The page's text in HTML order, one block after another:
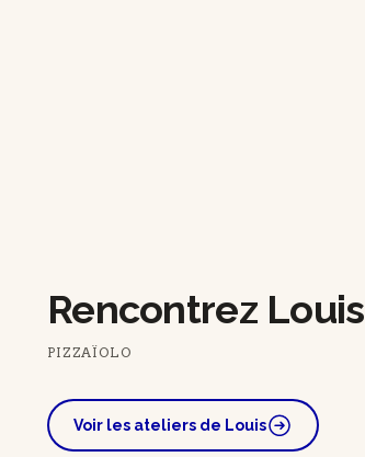
Rencontrez Louis
PIZZAÏOLO
Voir les ateliers de Louis